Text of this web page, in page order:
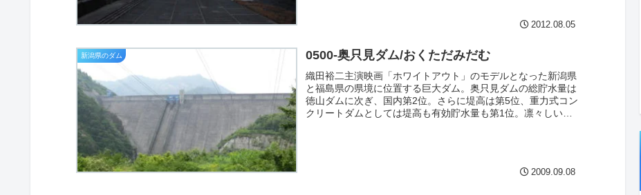
2012.08.05
新潟県のダム 0500-奥只見ダム/おくただみだむ
織田裕二主演映画「ホワイトアウト」のモデルとなった新潟県
と福島県の県境に位置する巨大ダム。奥只見ダムの総貯水量は
徳山ダムに次ぎ、国内第2位。さらに堤高は第5位、重力式コン
クリートダムとしては堤高も有効貯水量も第1位。凛々しいと
2009.09.08